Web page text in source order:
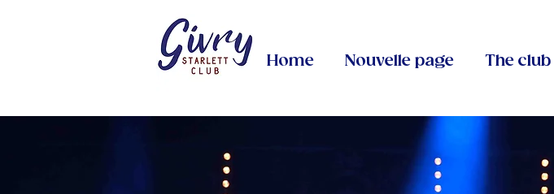
Home Nouvelle page The club